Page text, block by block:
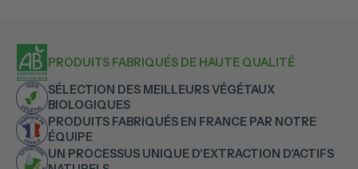
PRODUITS FABRIQUÉS DE HAUTE QUALITÉ
SÉLECTION DES MEILLEURS VÉGÉTAUX
BIOLOGIQUES
PRODUITS FABRIQUÉS EN FRANCE PAR NOTRE
ÉQUIPE
UN PROCESSUS UNIQUE D'EXTRACTION D'ACTIFS